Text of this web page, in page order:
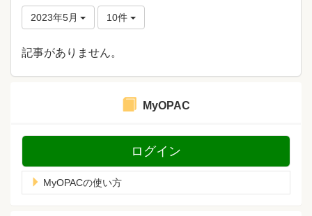
2023年5月 10件
記事がありません。
MyOPAC
ログイン
MyOPACの使い方